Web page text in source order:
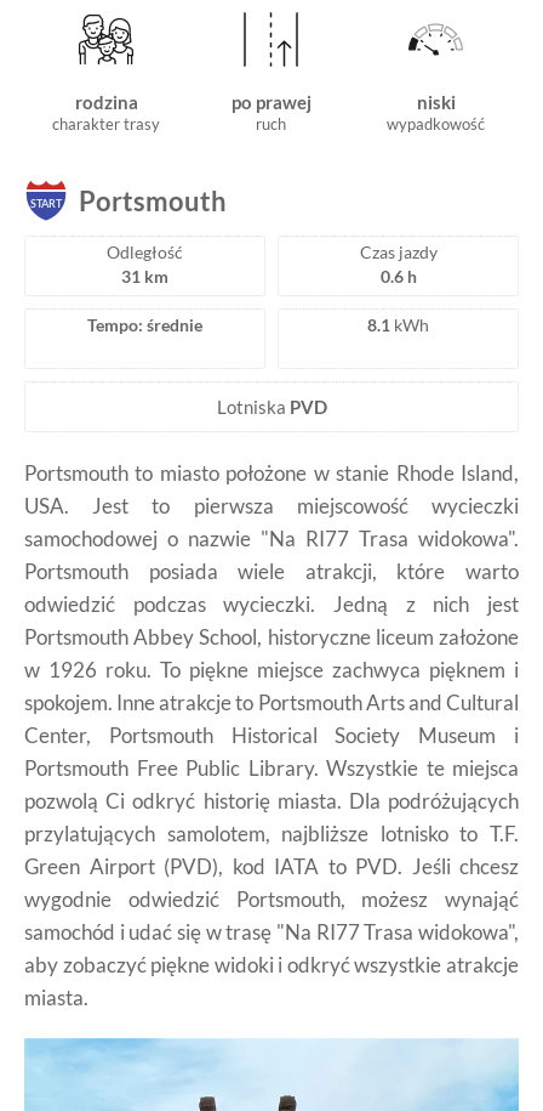
rodzina
charakter trasy
po prawej
ruch
niski
wypadkowość
START Portsmouth
Odległość
31 km
Czas jazdy
0.6 h
Tempo: średnie 8.1 kWh
Lotniska PVD
Portsmouth to miasto położone w stanie Rhode Island,
USA. Jest to pierwsza miejscowość wycieczki
samochodowej o nazwie "Na RI77 Trasa widokowa".
Portsmouth posiada wiele atrakcji, które warto
odwiedzić podczas wycieczki. Jedną z nich jest
Portsmouth Abbey School, historyczne liceum założone
w 1926 roku. To piękne miejsce zachwyca pięknem i
spokojem. Inne atrakcje to Portsmouth Arts and Cultural
Center, Portsmouth Historical Society Museum i
Portsmouth Free Public Library. Wszystkie te miejsca
pozwolą Ci odkryć historię miasta. Dla podróżujących
przylatujących samolotem, najbliższe lotnisko to T.F.
Green Airport (PVD), kod IATA to PVD. Jeśli chcesz
wygodnie odwiedzić Portsmouth, możesz wynająć
samochód i udać się w trasę "Na RI77 Trasa widokowa",
aby zobaczyć piękne widoki i odkryć wszystkie atrakcje
miasta.